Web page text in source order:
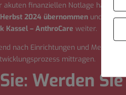
akuten finanziellen Notlage hat die
2024 übernommen und führt
Kassel – AnthroCare weiter.
nach Einrichtungen und Menschen,
mittragen.
Werden